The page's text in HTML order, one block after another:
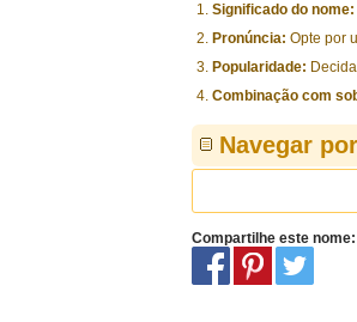
Significado do nome:
Pronúncia: Opte por
Popularidade:
Combinação com
Navegar
Compartilhe este nome: